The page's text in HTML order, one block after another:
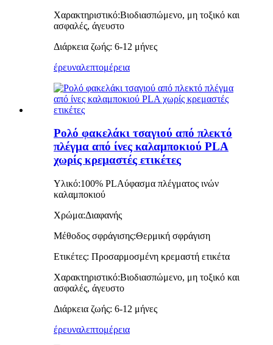
Χαρακτηριστικό:Βιοδιασπώμενο, μη τοξικό και
ασφαλές, άγευστο
Διάρκεια ζωής: 6-12 μήνες
έρευναλεπτομέρεια
Ρολό φακελάκι τσαγιού από πλεκτό
πλέγμα από ίνες καλαμποκιού PLA
χωρίς κρεμαστές ετικέτες
Υλικό:100% PLAύφασμα πλέγματος ινών
καλαμποκιού
Χρώμα:Διαφανής
Μέθοδος σφράγισης:Θερμική σφράγιση
Ετικέτες: Προσαρμοσμένη κρεμαστή ετικέτα
Χαρακτηριστικό:Βιοδιασπώμενο, μη τοξικό και
ασφαλές, άγευστο
Διάρκεια ζωής: 6-12 μήνες
έρευναλεπτομέρεια